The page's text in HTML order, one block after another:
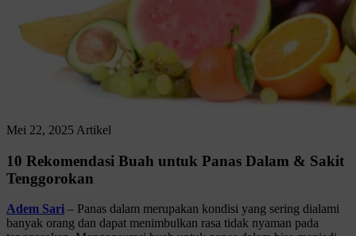
Mei 22, 2025 Artikel
10 Rekomendasi Buah untuk Panas Dalam & Sakit
Tenggorokan
Adem Sari – Panas dalam merupakan kondisi yang sering dialami
banyak orang dan dapat menimbulkan rasa tidak nyaman pada